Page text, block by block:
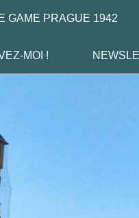
GAME PRAGUE 1942
MOI !